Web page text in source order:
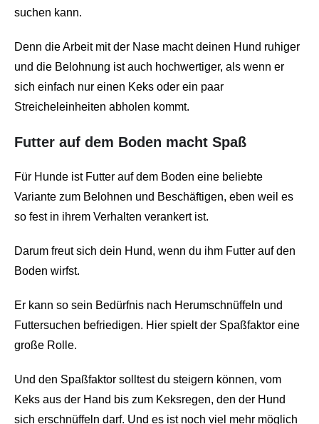
suchen kann.
Denn die Arbeit mit der Nase macht deinen Hund ruhiger
und die Belohnung ist auch hochwertiger, als wenn er
sich einfach nur einen Keks oder ein paar
Streicheleinheiten abholen kommt.
Futter auf dem Boden macht Spaß
Für Hunde ist Futter auf dem Boden eine beliebte
Variante zum Belohnen und Beschäftigen, eben weil es
so fest in ihrem Verhalten verankert ist.
Darum freut sich dein Hund, wenn du ihm Futter auf den
Boden wirfst.
Er kann so sein Bedürfnis nach Herumschnüffeln und
Futtersuchen befriedigen. Hier spielt der Spaßfaktor eine
große Rolle.
Und den Spaßfaktor solltest du steigern können, vom
Keks aus der Hand bis zum Keksregen, den der Hund
sich erschnüffeln darf. Und es ist noch viel mehr möglich